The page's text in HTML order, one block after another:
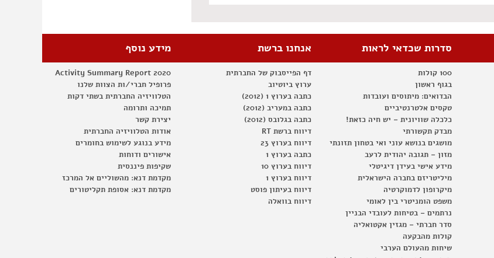
סדרות שכדאי לראות
100 קולות
בגוף ראשון
הבדואים: מיתוסים ועובדות
טקסים אלטרנטיביים
כלכלה שוויונית – יש חיה כזאת!
מבדק תקשורתי
מושגים בנושא עוני ואי בטחון תזונתי
מזון – תגובה יהודית לרעב
מידע אישי בעידן דיגיטלי
מיליטריזם בחברה הישראלית
מיקרופון לדמוקרטיה
משפט הומניטרי בין לאומי
נרתמים – בטיחות לעובדי הבניין
סדר חברתי – מגזין אקטואליה
קולות מהבקעה
שיחות מהעולם הערבי
אנחנו ברשת
דף הפייסבוק של החברתית
ערוץ ביוטיוב
כתבה בערוץ 1 (2012)
כתבה במעריב (2012)
כתבה בגלובס (2012)
דיווח ברשת RT
דיווח בערוץ 23
כתבה בערוץ 1
דיווח בערוץ 10
דיווח בערוץ 1
דיווח בעיתון פוסט
דיווח בוואלה
מידע נוסף
Activity Summary Report 2020
פרופיל חברי/ות הצוות שלנו
הטלוויזיה החברתית בשתי דקות
תמיכה ותרומה
יצירת קשר
אודות הטלוויזיה החברתית
מידע בנוגע לשימוש בחומרים
אישורים ודוחות
שקיפות פיננסית
מקדמת דנא: מהשוליים אל המרכז
מקדמת דנא: אסופת תקליטורים